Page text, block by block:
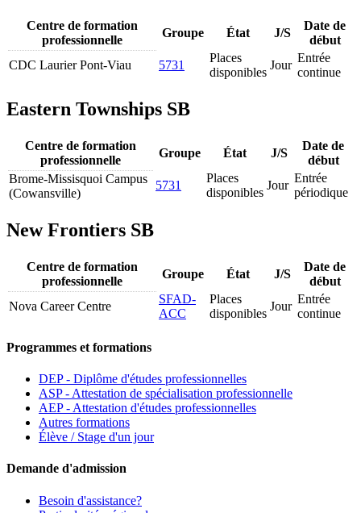
Centre de formation
professionnelle
Groupe État J/S
Date de
début
CDC Laurier Pont-Viau
5731
Places
disponibles
Jour
Entrée
continue
Eastern Townships SB
Centre de formation
professionnelle
Groupe État J/S
Date de
début
Brome-Missisquoi Campus
(Cowansville)
5731
Places
disponibles
Jour
Entrée
périodique
New Frontiers SB
Centre de formation
professionnelle
Groupe État J/S
Date de
début
Nova Career Centre
SFAD-
ACC
Places
disponibles
Jour
Entrée
continue
Programmes et formations
DEP - Diplôme d'études professionnelles
ASP - Attestation de spécialisation professionnelle
AEP - Attestation d'études professionnelles
Autres formations
Élève / Stage d'un jour
Demande d'admission
Besoin d'assistance?